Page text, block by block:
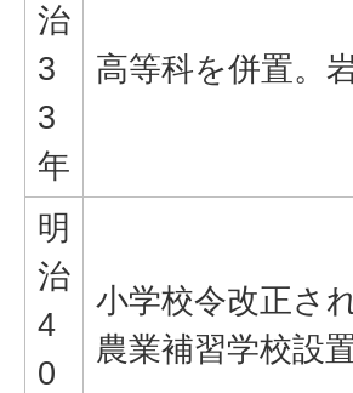
治
3
3
年
高等科を併置。
明
治
4
0
小学校令改正さ
農業補習学校設